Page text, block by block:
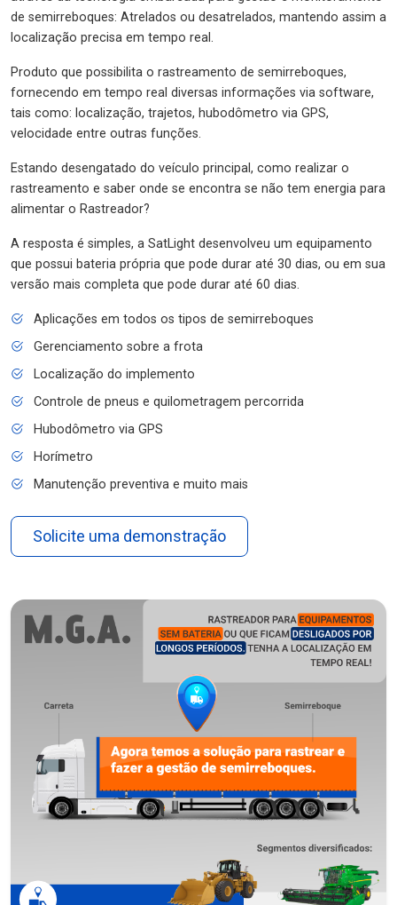
de semirreboques: Atrelados ou desatrelados, mantendo assim a
localização precisa em tempo real.
Produto que possibilita o rastreamento de semirreboques,
fornecendo em tempo real diversas informações via software,
tais como: localização, trajetos, hubodômetro via GPS,
velocidade entre outras funções.
Estando desengatado do veículo principal, como realizar o
rastreamento e saber onde se encontra se não tem energia para
alimentar o Rastreador?
A resposta é simples, a SatLight desenvolveu um equipamento
que possui bateria própria que pode durar até 30 dias, ou em sua
versão mais completa que pode durar até 60 dias.
Aplicações em todos os tipos de semirreboques
Gerenciamento sobre a frota
Localização do implemento
Controle de pneus e quilometragem percorrida
Hubodômetro via GPS
Horímetro
Manutenção preventiva e muito mais
Solicite uma demonstração